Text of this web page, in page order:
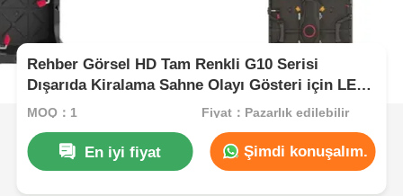
Rehber Görsel HD Tam Renkli G10 Serisi
Dışarıda Kiralama Sahne Olayı Gösteri için LED
Video Duvarı
MOQ：1 Fiyat：Pazarlık edilebilir
En iyi fiyat Şimdi konuşalım.